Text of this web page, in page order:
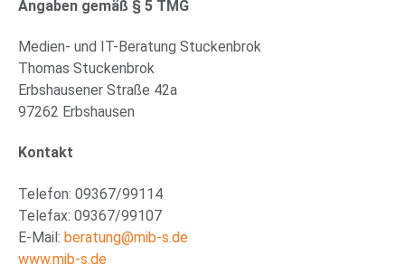
Angaben gemäß § 5 TMG
Medien- und IT-Beratung Stuckenbrok
Thomas Stuckenbrok
Erbshausener Straße 42a
97262 Erbshausen
Kontakt
Telefon: 09367/99114
Telefax: 09367/99107
E-Mail: beratung@mib-s.de
www.mib-s.de